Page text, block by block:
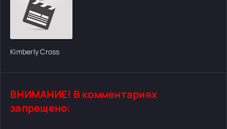
Kimberly Cross
ВНИМАНИЕ! В комментариях
запрещено: